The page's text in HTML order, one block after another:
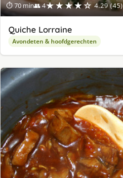
⏱ 70 min👥 4★★★★☆ 4.29 (45)
Quiche Lorraine
Avondeten & hoofdgerechten